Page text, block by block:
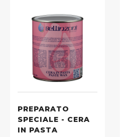
PREPARATO
SPECIALE - CERA
IN PASTA